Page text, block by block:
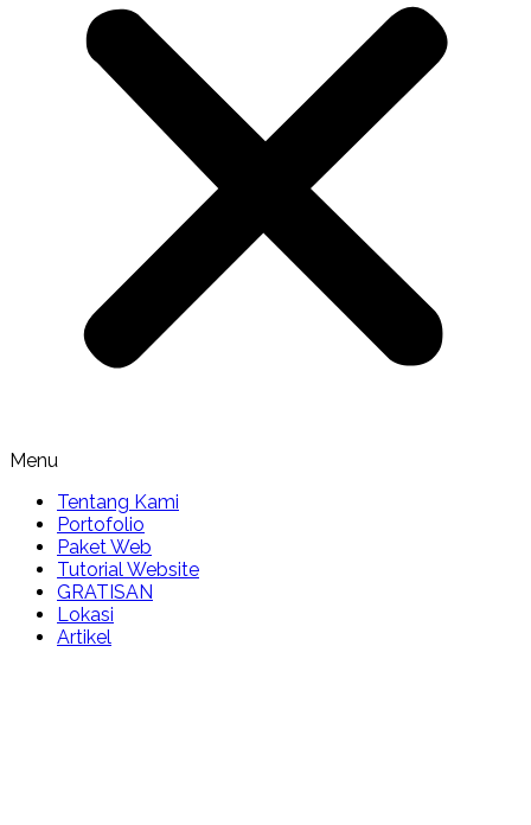
Menu
Tentang Kami
Portofolio
Paket Web
Tutorial Website
GRATISAN
Lokasi
Artikel